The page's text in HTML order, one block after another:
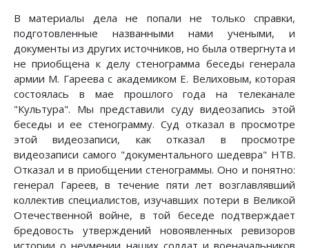
В материалы дела не попали не только справки,
подготовленные названными нами учеными, и
документы из других источников, но была отвергнута и
не приобщена к делу стенограмма беседы генерала
армии М. Гареева с академиком Е. Велиховым, которая
состоялась в мае прошлого года на телеканале
"Культура". Мы представили суду видеозапись этой
беседы и ее стенограмму. Суд отказал в просмотре
этой видеозаписи, как отказал в просмотре
видеозаписи самого "документального шедевра" НТВ.
Отказал и в приобщении стенограммы. Оно и понятно:
генерал Гареев, в течение пяти лет возглавлявший
коллектив специалистов, изучавших потери в Великой
Отечественной войне, в той беседе подтверждает
бредовость утверждений новоявленных ревизоров